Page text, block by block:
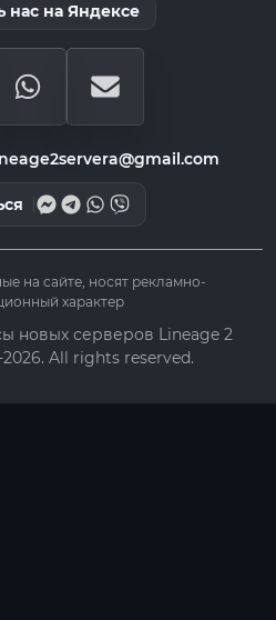
нас на Яндексе
на сайте, носят рекламно-
характер
новых серверов Lineage 2
All rights reserved.